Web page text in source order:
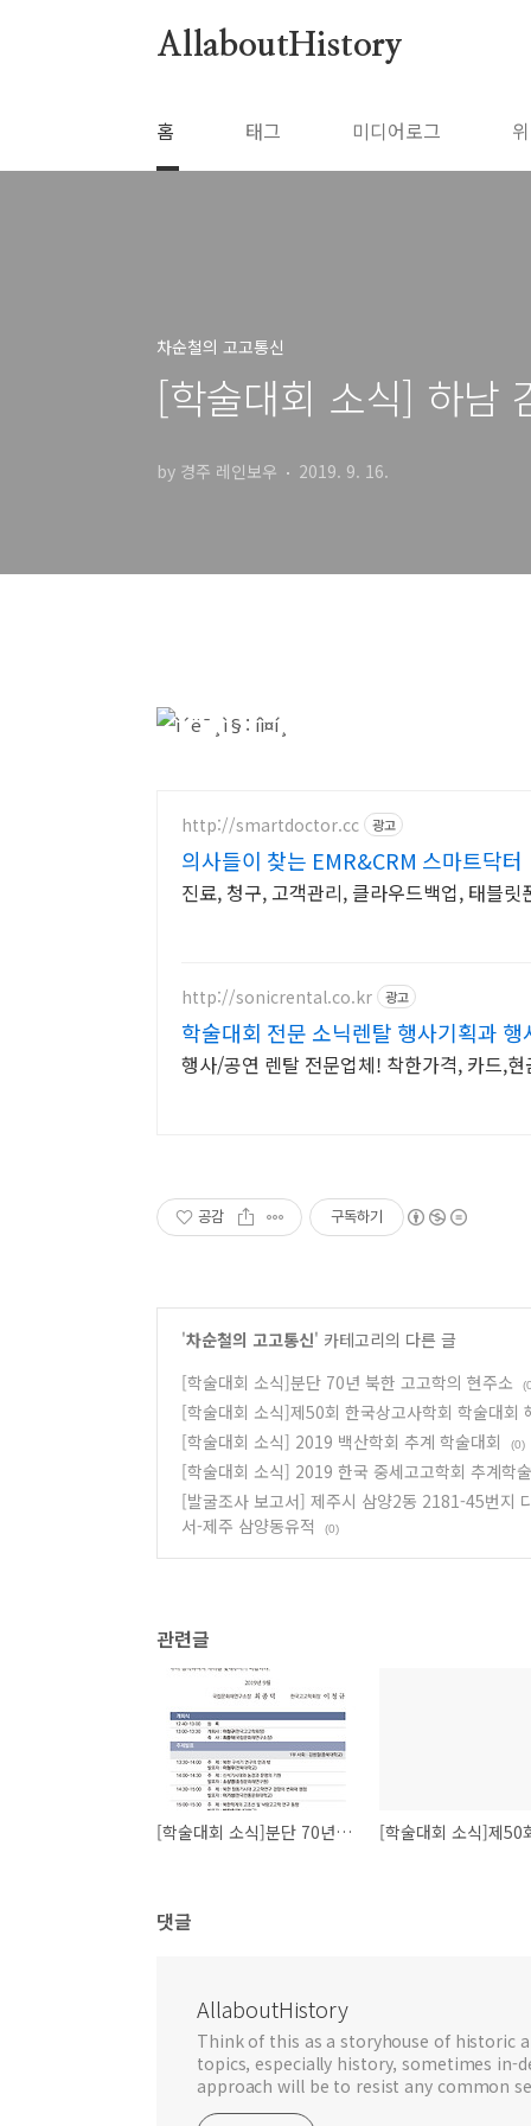
AllaboutHistory
홈 태그 미디어로그
차순철의 고고통신
[학술대회 소식] 하남
by 경주 레인보우 2019. 9. 16.
http://smartdoctor.cc 광고
의사들이 찾는 EMR&CRM 스마트닥터
진료, 청구, 고객관리, 클라우드백업, 태블
http://sonicrental.co.kr 광고
학술대회 전문 소닉렌탈 행사기획과
행사/공연 렌탈 전문업체! 착한가격, 카드,
공감 구독하기
'차순철의 고고통신' 카테고리의 다른 글
[학술대회 소식]분단 70년 북한 고고학의 현주소
[학술대회 소식]제50회 한국상고사학회 학술대회
[학술대회 소식] 2019 백산학회 추계 학술대회
(0)
[학술대회 소식] 2019 한국 중세고고학회 추계학
[발굴조사 보고서] 제주시 삼양2동 2181-45번지
서-제주 삼양동유적
(0)
관련글
[학술대회 소식]분단 70년 북한 고고학의 현주소
댓글
AllaboutHistory
Think of this as a storyhouse of historic
topics, especially history, sometimes
approach will be to resist any common